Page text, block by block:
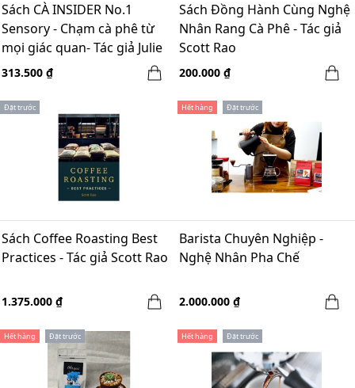
Sách CÀ INSIDER No.1
Sensory - Chạm cà phê từ
mọi giác quan- Tác giả Julie
Đặng
313.500 ₫
Sách Đồng Hành Cùng Nghệ
Nhân Rang Cà Phê - Tác giả
Scott Rao
200.000 ₫
Đặt trước
Sách Coffee Roasting Best
Practices - Tác giả Scott Rao
1.375.000 ₫
Hết hàng Đặt trước
Barista Chuyên Nghiệp -
Nghệ Nhân Pha Chế
2.000.000 ₫
Hết hàng Đặt trước Hết hàng Đặt trước